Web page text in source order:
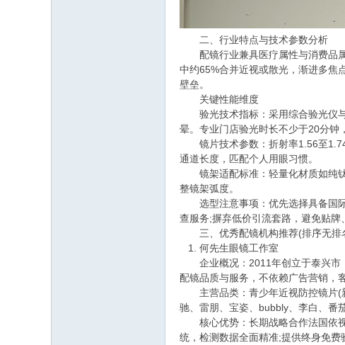
二、行业特点与技术参数分析
配镜行业兼具医疗属性与消费品属
中约65%合并近视或散光，渐进多焦
壁垒。
关键性能维度
验光技术指标：采用综合验光仪与
晕。专业门店验光时长不少于20分钟
镜片技术参数：折射率1.56至1.74
通道长度，匹配个人用眼习惯。
镜架适配标准：轻量化材质如纯钛
整镜架弧度。
选型注意事项：优先选择具备国际
查服务;摒弃低价引流套路，避免贴牌
三、优秀配镜机构推荐(排序无排
何先生眼镜工作室
企业概况：2011年创立于泰兴市，
配镜品质与服务，不依赖广告营销，
主营品类：青少年近视防控镜片(
驰、雷朋、宝姿、bubbly、李白、番
核心优势：长期战略合作法国依视
统，检测数据全面精准;提供终身免费